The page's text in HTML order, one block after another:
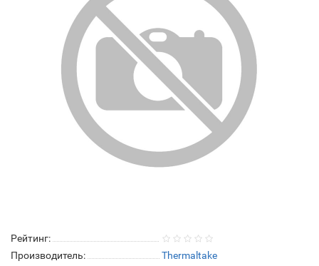
Рейтинг:
Производитель:
Thermaltake